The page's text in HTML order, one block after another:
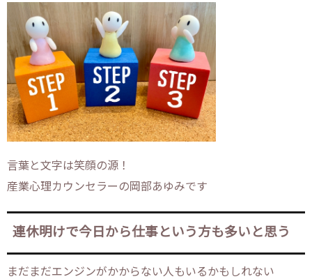
言葉と文字は笑顔の源！
産業心理カウンセラーの岡部あゆみです
連休明けで今日から仕事という方も多いと思う
まだまだエンジンがかからない人もいるかもしれない